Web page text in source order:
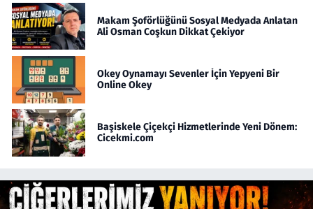
Makam Şoförlüğünü Sosyal Medyada Anlatan
Ali Osman Coşkun Dikkat Çekiyor
Okey Oynamayı Sevenler İçin Yepyeni Bir
Online Okey
Başiskele Çiçekçi Hizmetlerinde Yeni Dönem:
Cicekmi.com